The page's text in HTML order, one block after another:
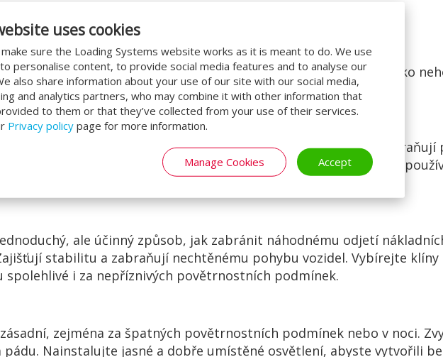
uses cookies
sure the Loading Systems website works as it is meant to do. We use
personalise content, to provide social media features and to analyse our
also share information about your use of our site with our social media,
and analytics partners, who may combine it with other information that
to them or that they’ve collected from your use of their services.
Privacy policy page for more information.
Manage Cookies Accept
vaší firmě dodržovat platné předpisy a bezpečnostní normy.
nakládací místo
zvýšit bezpečnost svých zaměstnanců a minimalizovat riziko
efektivitu vaší práce.
které tlumí nárazy vozidel do vašeho nakládacího doku. Zabraňují
si odolné a nárazy tlumící nárazníky, které vydrží náročné
ale účinný způsob, jak zabránit náhodnému odjetí
stabilitu a zabraňují nechtěnému pohybu vozidel. Vybírejte
i za nepříznivých povětrnostních podmínek.
zejména za špatných povětrnostních podmínek nebo v noci.
Nainstalujte jasné a dobře umístěné osvětlení, abyste vytvořili